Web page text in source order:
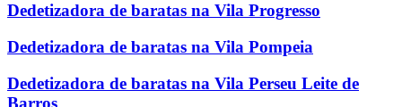
Dedetizadora de baratas na Vila Progresso
Dedetizadora de baratas na Vila Pompeia
Dedetizadora de baratas na Vila Perseu Leite de
Barros